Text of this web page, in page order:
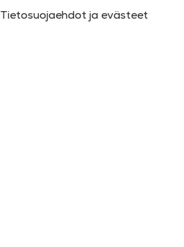
Tietosuojaehdot ja evästeet